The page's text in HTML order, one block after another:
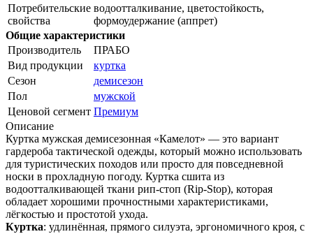
Потребительские
свойства
водоотталкивание, цветостойкость,
формоудержание (аппрет)
Общие характеристики
Производитель
ПРАБО
Вид продукции
куртка
Сезон
демисезон
Пол
мужской
Ценовой сегмент Премиум
Описание
Куртка мужская демисезонная «Камелот» — это вариант
гардероба тактической одежды, который можно использовать
для туристических походов или просто для повседневной
носки в прохладную погоду. Куртка сшита из
водоотталкивающей ткани рип-стоп (Rip-Stop), которая
обладает хорошими прочностными характеристиками,
лёгкостью и простотой ухода.
Куртка: удлинённая, прямого силуэта, эргономичного кроя, с